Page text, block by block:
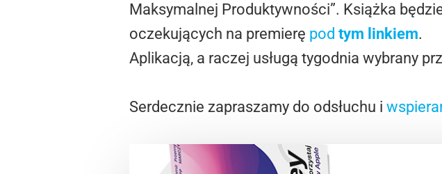
Maksymalnej Produktywności”. Książka
oczekujących na premierę pod tym linkiem.
Aplikacją, a raczej usługą tygodnia wybrany
Serdecznie zapraszamy do odsłuchu i